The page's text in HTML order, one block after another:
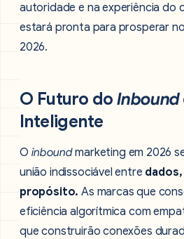
autoridade e na experiência do
estará pronta para prosperar
2026.
O Futuro do Inbound
Inteligente
O inboundmarketing em 2026
união indissociável entre
propósito.As marcas que
eficiência algorítmica com
que construirão conexões